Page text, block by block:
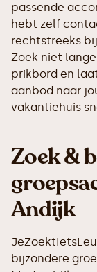
passende
hebt zelf
rechtstreeks
Zoek niet
prikbord en
aanbod naar
vakantiehuis
Zoek &
Andijk
bijzondere